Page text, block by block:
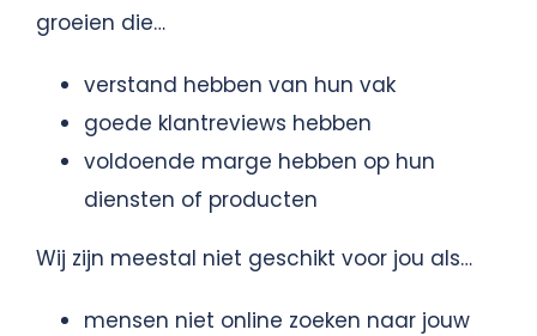
groeien die…
verstand hebben van hun vak
goede klantreviews hebben
voldoende marge hebben op hun
diensten of producten
Wij zijn meestal niet geschikt voor jou als…
mensen niet online zoeken naar jouw